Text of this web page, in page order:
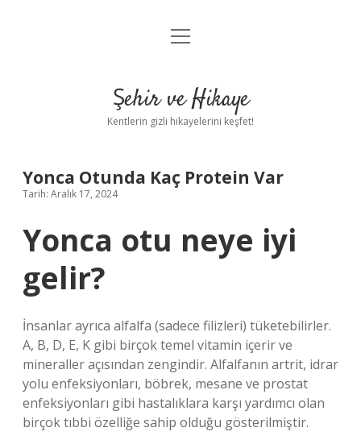
Anasayfa
Yasal Uyarı
menüyü
Şehir ve Hikaye
Kentlerin gizli hikayelerini keşfet!
Yonca Otunda Kaç Protein Var
Tarih: Aralık 17, 2024
Yonca otu neye iyi
gelir?
İnsanlar ayrıca alfalfa (sadece filizleri) tüketebilirler.
A, B, D, E, K gibi birçok temel vitamin içerir ve
mineraller açısından zengindir. Alfalfanın artrit, idrar
yolu enfeksiyonları, böbrek, mesane ve prostat
enfeksiyonları gibi hastalıklara karşı yardımcı olan
birçok tıbbi özelliğe sahip olduğu gösterilmiştir.